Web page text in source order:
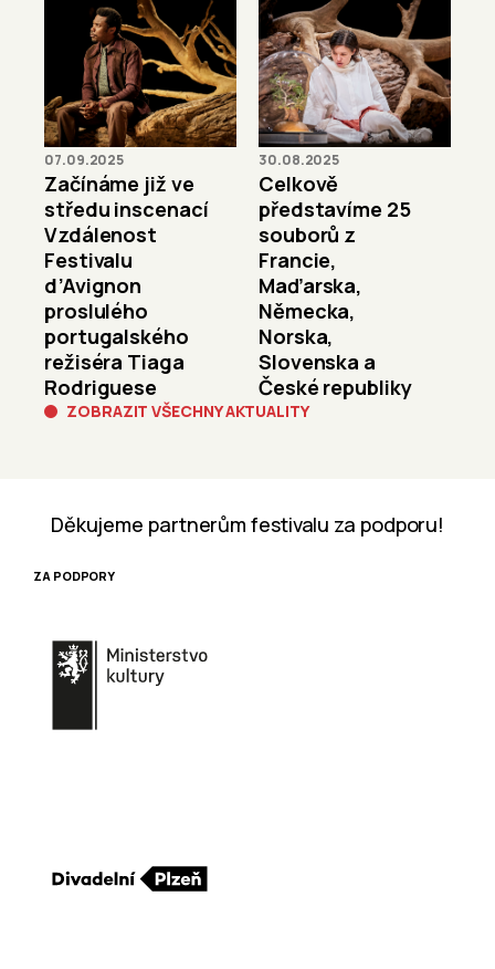
07.09.2025
Začínáme již ve
středu inscenací
Vzdálenost
Festivalu
d’Avignon
proslulého
portugalského
režiséra Tiaga
Rodriguese
30.08.2025
Celkově
představíme 25
souborů z
Francie,
Maďarska,
Německa,
Norska,
Slovenska a
České republiky
ZOBRAZIT VŠECHNY AKTUALITY
Děkujeme partnerům festivalu za podporu!
ZA PODPORY